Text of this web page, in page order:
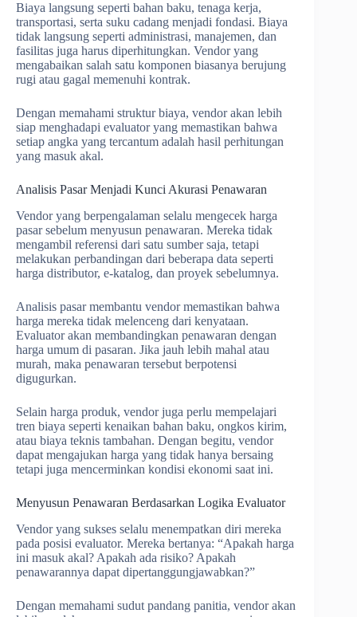
Biaya langsung seperti bahan baku, tenaga kerja,
transportasi, serta suku cadang menjadi fondasi. Biaya
tidak langsung seperti administrasi, manajemen, dan
fasilitas juga harus diperhitungkan. Vendor yang
mengabaikan salah satu komponen biasanya berujung
rugi atau gagal memenuhi kontrak.
Dengan memahami struktur biaya, vendor akan lebih
siap menghadapi evaluator yang memastikan bahwa
setiap angka yang tercantum adalah hasil perhitungan
yang masuk akal.
Analisis Pasar Menjadi Kunci Akurasi Penawaran
Vendor yang berpengalaman selalu mengecek harga
pasar sebelum menyusun penawaran. Mereka tidak
mengambil referensi dari satu sumber saja, tetapi
melakukan perbandingan dari beberapa data seperti
harga distributor, e-katalog, dan proyek sebelumnya.
Analisis pasar membantu vendor memastikan bahwa
harga mereka tidak melenceng dari kenyataan.
Evaluator akan membandingkan penawaran dengan
harga umum di pasaran. Jika jauh lebih mahal atau
murah, maka penawaran tersebut berpotensi
digugurkan.
Selain harga produk, vendor juga perlu mempelajari
tren biaya seperti kenaikan bahan baku, ongkos kirim,
atau biaya teknis tambahan. Dengan begitu, vendor
dapat mengajukan harga yang tidak hanya bersaing
tetapi juga mencerminkan kondisi ekonomi saat ini.
Menyusun Penawaran Berdasarkan Logika Evaluator
Vendor yang sukses selalu menempatkan diri mereka
pada posisi evaluator. Mereka bertanya: “Apakah harga
ini masuk akal? Apakah ada risiko? Apakah
penawarannya dapat dipertanggungjawabkan?”
Dengan memahami sudut pandang panitia, vendor akan